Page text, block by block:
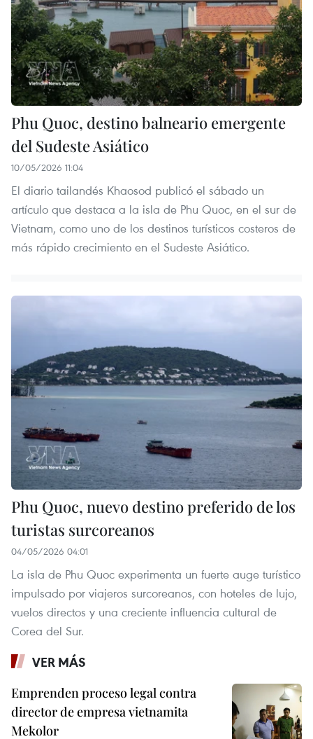
Phu Quoc, destino balneario emergente
del Sudeste Asiático
10/05/2026 11:04
El diario tailandés Khaosod publicó el sábado un
artículo que destaca a la isla de Phu Quoc, en el sur de
Vietnam, como uno de los destinos turísticos costeros de
más rápido crecimiento en el Sudeste Asiático.
Phu Quoc, nuevo destino preferido de los
turistas surcoreanos
04/05/2026 04:01
La isla de Phu Quoc experimenta un fuerte auge turístico
impulsado por viajeros surcoreanos, con hoteles de lujo,
vuelos directos y una creciente influencia cultural de
Corea del Sur.
VER MÁS
Emprenden proceso legal contra
director de empresa vietnamita
Mekolor